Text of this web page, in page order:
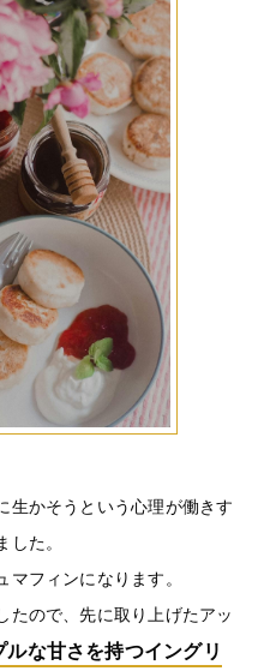
生かそうという心理が働きす
た。
フィンになります。
たので、先に取り上げたアッ
ルな甘さを持つイングリ